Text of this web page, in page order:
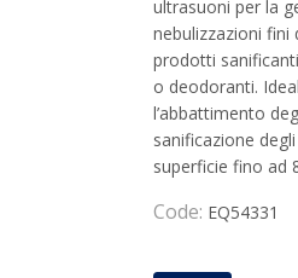
ultrasuoni per la
nebulizzazioni fini
prodotti
o deodoranti.
l’abbattimento
sanificazione
superficie fino ad
Code: EQ54331